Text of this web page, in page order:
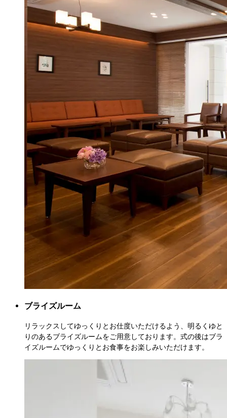
ブライズルーム
リラックスしてゆっくりとお仕度いただけるよう、明るくゆと
りのあるブライズルームをご用意しております。式の後はブラ
イズルームでゆっくりとお食事をお楽しみいただけます。